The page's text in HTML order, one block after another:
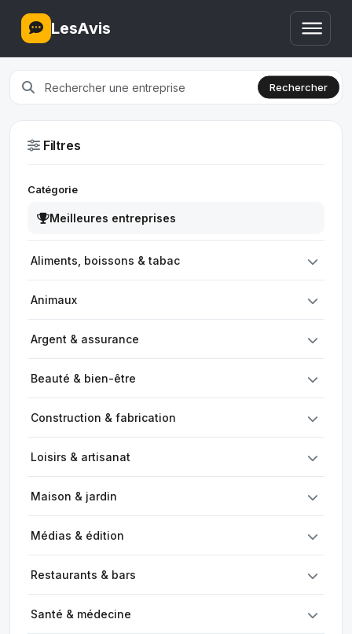
LesAvis
Rechercher
Filtres
Catégorie
Meilleures entreprises
Aliments, boissons & tabac
Animaux
Argent & assurance
Beauté & bien-être
Construction & fabrication
Loisirs & artisanat
Maison & jardin
Médias & édition
Restaurants & bars
Santé & médecine